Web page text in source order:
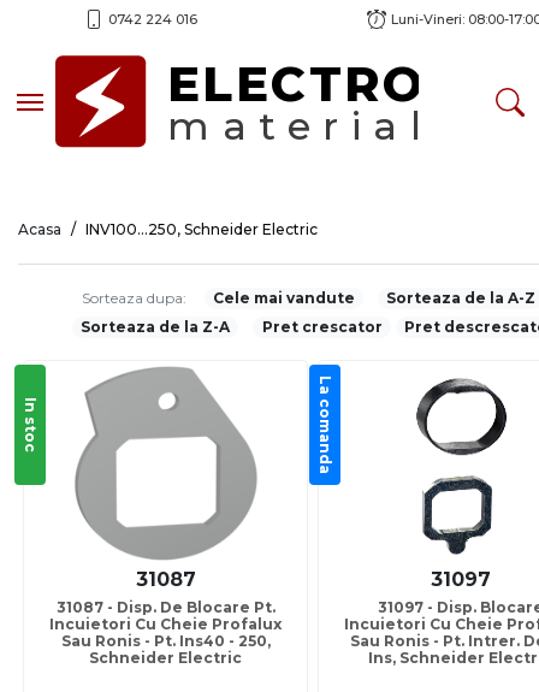
0742 224 016 Luni-Vineri: 08:00-
Toggle navigationELECTRO
material
Acasa INV100...250, Schneider Electric
Sorteaza dupa: Cele mai vandute
Sorteaza de la A-Z
Sorteaza de la Z-A
Pret crescator Pret
In stoc
31087
31087 - Disp. De Blocare Pt.
Incuietori Cu Cheie Profalux
Sau Ronis - Pt. Ins40 - 250,
Schneider Electric
La comanda
31097
31097 - Disp.
Incuietori Cu Cheie
Sau Ronis - Pt. Intrer.
Ins, Schneider